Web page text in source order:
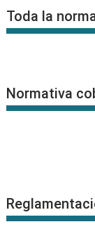
Noticias
Toda la
Normativa